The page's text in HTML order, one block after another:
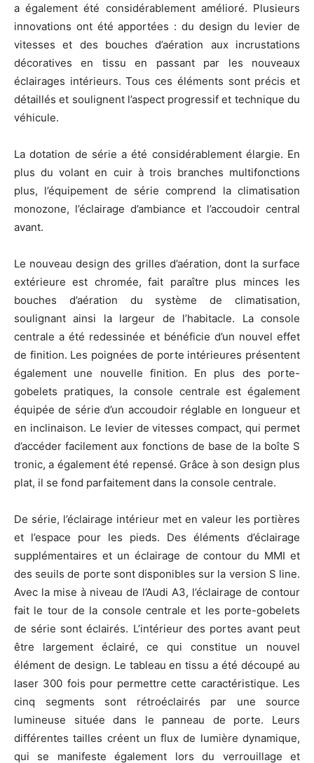
a également été considérablement amélioré. Plusieurs
innovations ont été apportées : du design du levier de
vitesses et des bouches d’aération aux incrustations
décoratives en tissu en passant par les nouveaux
éclairages intérieurs. Tous ces éléments sont précis et
détaillés et soulignent l’aspect progressif et technique du
véhicule.
La dotation de série a été considérablement élargie. En
plus du volant en cuir à trois branches multifonctions
plus, l’équipement de série comprend la climatisation
monozone, l’éclairage d’ambiance et l’accoudoir central
avant.
Le nouveau design des grilles d’aération, dont la surface
extérieure est chromée, fait paraître plus minces les
bouches d’aération du système de climatisation,
soulignant ainsi la largeur de l’habitacle. La console
centrale a été redessinée et bénéficie d’un nouvel effet
de finition. Les poignées de porte intérieures présentent
également une nouvelle finition. En plus des porte-
gobelets pratiques, la console centrale est également
équipée de série d’un accoudoir réglable en longueur et
en inclinaison. Le levier de vitesses compact, qui permet
d’accéder facilement aux fonctions de base de la boîte S
tronic, a également été repensé. Grâce à son design plus
plat, il se fond parfaitement dans la console centrale.
De série, l’éclairage intérieur met en valeur les portières
et l’espace pour les pieds. Des éléments d’éclairage
supplémentaires et un éclairage de contour du MMI et
des seuils de porte sont disponibles sur la version S line.
Avec la mise à niveau de l’Audi A3, l’éclairage de contour
fait le tour de la console centrale et les porte-gobelets
de série sont éclairés. L’intérieur des portes avant peut
être largement éclairé, ce qui constitue un nouvel
élément de design. Le tableau en tissu a été découpé au
laser 300 fois pour permettre cette caractéristique. Les
cinq segments sont rétroéclairés par une source
lumineuse située dans le panneau de porte. Leurs
différentes tailles créent un flux de lumière dynamique,
qui se manifeste également lors du verrouillage et